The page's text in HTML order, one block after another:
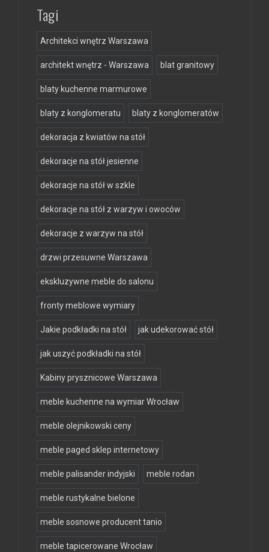
Tagi
Architekci wnętrz Warszawa
architekt wnętrz - Warszawa blat granitowy
blaty kuchenne marmurowe
blaty z konglomeratu blaty z konglomeratów
dekoracja z kwiatów na stół
dekoracje na stół jesienne
dekoracje na stół w szkle
dekoracje na stół z warzyw i owoców
dekoracje z warzyw na stół
drzwi przesuwne Warszawa
ekskluzywne meble do salonu
fronty meblowe wymiary
Jakie podkładki na stół jak udekorować stół
jak uszyć podkładki na stół
Kabiny prysznicowe Warszawa
meble kuchenne na wymiar Wrocław
meble olejnikowski ceny
meble paged sklep internetowy
meble palisander indyjski meble rodan
meble rustykalne bielone
meble sosnowe producent tanio
meble tapicerowane Wrocław